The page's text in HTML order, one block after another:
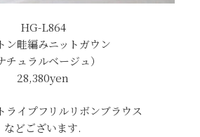
HG-L864
ン畦編みニットガウン
チュラルベージュ）
28,380yen
ライプフリルリボンブラウス
などございます.